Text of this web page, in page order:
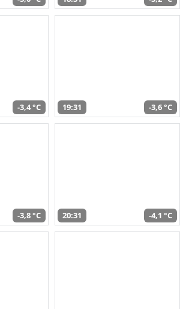
-3,4 °C 19:31 -3,6 °C
-3,8 °C 20:31 -4,1 °C